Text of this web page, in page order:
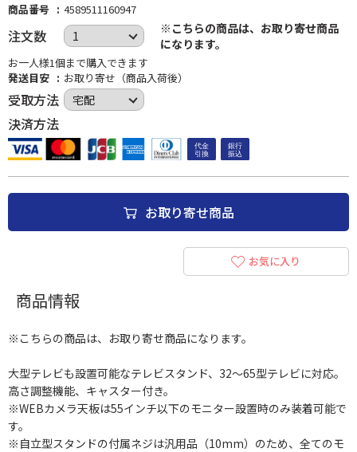
商品番号
4589511160947
注文数
※こちらの商品は、お取り寄せ商品
になります。
お一人様1個まで購入できます
発送目安
お取り寄せ（商品入荷後）
受取方法
決済方法
お取り寄せ商品
お気に入り
商品情報
※こちらの商品は、お取り寄せ商品になります。
大型テレビも設置可能なテレビスタンド、32～65型テレビに対応。
高さ調整機能、キャスター付き。
※WEBカメラ天板は55インチ以下のモニター設置時のみ装着可能で
す。
※自立型スタンドの付属ネジは汎用品（10mm）のため、全てのモ